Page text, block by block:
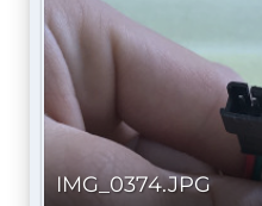
IMG_0374.JPG